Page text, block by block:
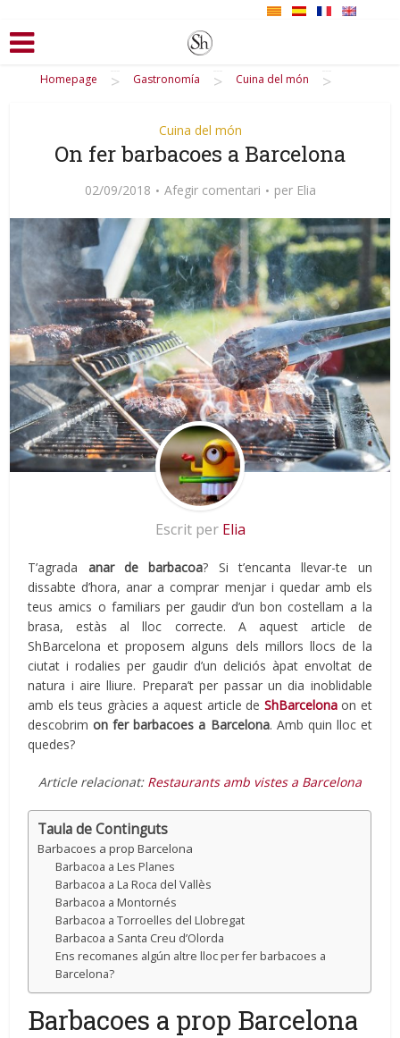
Homepage > Gastronomía > Cuina del món >
Cuina del món
On fer barbacoes a Barcelona
02/09/2018 Afegir comentari per Elia
Escrit per Elia
T’agrada anar de barbacoa? Si t’encanta llevar-te un
dissabte d’hora, anar a comprar menjar i quedar amb els
teus amics o familiars per gaudir d’un bon costellam a la
brasa, estàs al lloc correcte. A aquest article de
ShBarcelona et proposem alguns dels millors llocs de la
ciutat i rodalies per gaudir d’un deliciós àpat envoltat de
natura i aire lliure. Prepara’t per passar un dia inoblidable
amb els teus gràcies a aquest article de ShBarcelona on et
descobrimon fer barbacoes a Barcelona. Amb quin lloc et
quedes?
Article relacionat: Restaurants amb vistes a Barcelona
Taula de Continguts
Barbacoes a prop Barcelona
Barbacoa a Les Planes
Barbacoa a La Roca del Vallès
Barbacoa a Montornés
Barbacoa a Torroelles del Llobregat
Barbacoa a Santa Creu d’Olorda
Ens recomanes algún altre lloc per fer barbacoes a
Barcelona?
Barbacoes a prop Barcelona